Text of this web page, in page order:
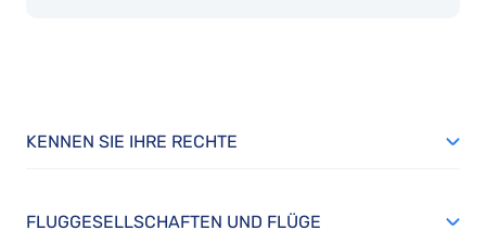
KENNEN SIE IHRE RECHTE
FLUGGESELLSCHAFTEN UND FLÜGE